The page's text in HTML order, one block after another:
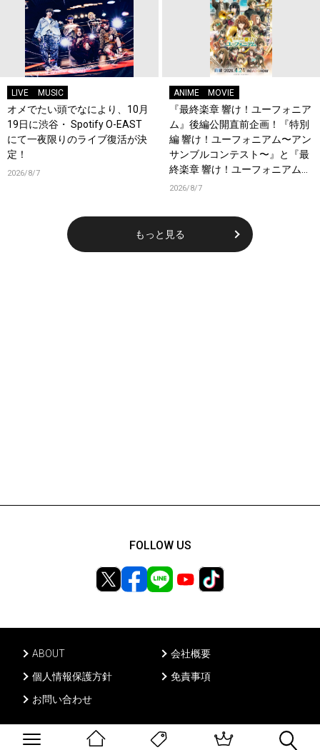
LIVE MUSIC
オメでたい頭でなにより、10月
19日に渋谷・ Spotify O-EAST
にて一夜限りのライブ復活が決
定！
2026/8/7
ANIME MOVIE
『最終楽章 響け！ユーフォニア
ム』後編公開直前企画！『特別
編 響け！ユーフォニアム〜アン
サンブルコンテスト〜』と『最
終楽章 響け！ユーフォニアム』
前編の一挙上映が決定！
2026/8/7
もっと見る
ABOUT
会社概要
個人情報保護方針
免責事項
お問い合わせ
FOLLOW US